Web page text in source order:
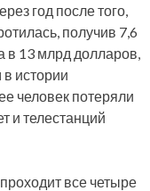
год после того,
получив 7,6
в 13 млрд долларов,
истории
человек потеряли
и телестанций
все четыре